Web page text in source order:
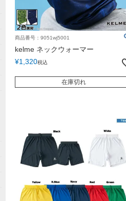
商品番号：9051wj5001
kelme ネックウォーマー
¥1,320税込
在庫切れ